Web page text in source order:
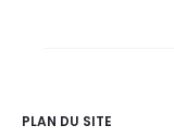
PLAN DU SITE